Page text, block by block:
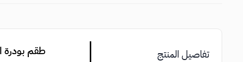
تفاصيل المنتج طقم